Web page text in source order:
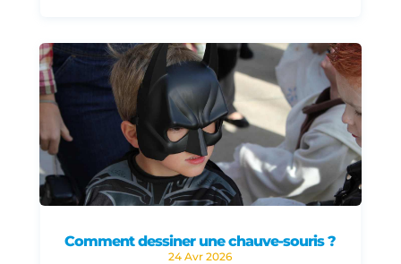
Comment dessiner une chauve-souris ?
24 Avr 2026